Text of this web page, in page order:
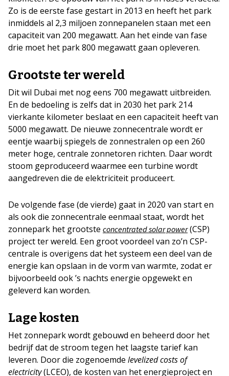
Zo is de eerste fase gestart in 2013 en heeft het park
inmiddels al 2,3 miljoen zonnepanelen staan met een
capaciteit van 200 megawatt. Aan het einde van fase
drie moet het park 800 megawatt gaan opleveren.
Grootste ter wereld
Dit wil Dubai met nog eens 700 megawatt uitbreiden.
En de bedoeling is zelfs dat in 2030 het park 214
vierkante kilometer beslaat en een capaciteit heeft van
5000 megawatt. De nieuwe zonnecentrale wordt er
eentje waarbij spiegels de zonnestralen op een 260
meter hoge, centrale zonnetoren richten. Daar wordt
stoom geproduceerd waarmee een turbine wordt
aangedreven die de elektriciteit produceert.
De volgende fase (de vierde) gaat in 2020 van start en
als ook die zonnecentrale eenmaal staat, wordt het
zonnepark het grootste concentrated solar power(CSP)
project ter wereld. Een groot voordeel van zo’n CSP-
centrale is overigens dat het systeem een deel van de
energie kan opslaan in de vorm van warmte, zodat er
bijvoorbeeld ook ’s nachts energie opgewekt en
geleverd kan worden.
Lage kosten
Het zonnepark wordt gebouwd en beheerd door het
bedrijf dat de stroom tegen het laagste tarief kan
leveren. Door die zogenoemde levelized costs of
electricity(LCEO), de kosten van het energieproject en